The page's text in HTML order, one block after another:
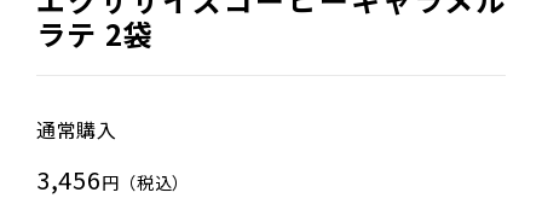
ラテ 2袋
通常購入
3,456円（税込）